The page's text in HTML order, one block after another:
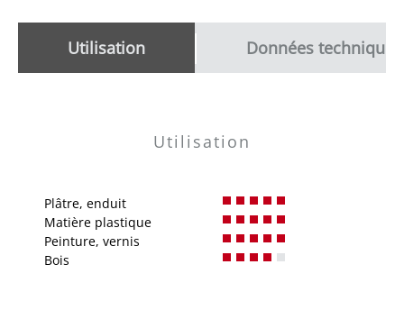
Utilisation Données techniques
Utilisation
Plâtre, enduit
Matière plastique
Peinture, vernis
Bois